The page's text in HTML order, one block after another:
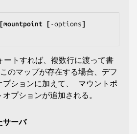
[ -options]
トすれば、複数行に渡って書
のマップが存在する場合、デフ
プションに加えて、 マウントポ
プションが追加される。
サーバ